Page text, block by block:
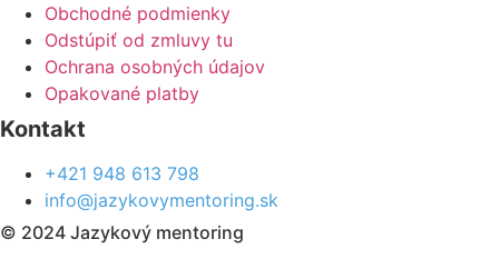
Obchodné podmienky
Odstúpiť od zmluvy tu
Ochrana osobných údajov
Opakované platby
Kontakt
+421 948 613 798
info@jazykovymentoring.sk
© 2024 Jazykový mentoring